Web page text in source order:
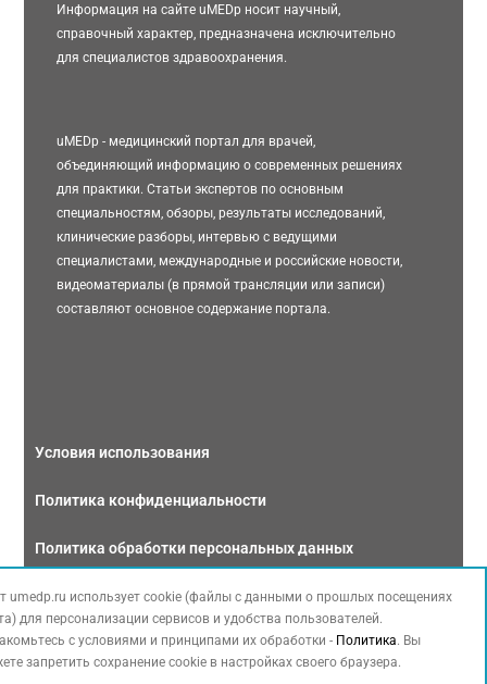
Информация на сайте uMEDp носит научный,
справочный характер, предназначена исключительно
для специалистов здравоохранения.
uMEDp - медицинский портал для врачей,
объединяющий информацию о современных решениях
для практики. Статьи экспертов по основным
специальностям, обзоры, результаты исследований,
клинические разборы, интервью с ведущими
специалистами, международные и российские новости,
видеоматериалы (в прямой трансляции или записи)
составляют основное содержание портала.
Условия использования
Политика конфиденциальности
Политика обработки персональных данных
Связаться с нами
umedp.ru использует cookie (файлы с данными о прошлых посещениях
для персонализации сервисов и удобства пользователей.
с условиями и принципами их обработки - Политика. Вы
запретить сохранение cookie в настройках своего браузера.